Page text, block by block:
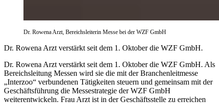
Dr. Rowena Arzt, Bereichsleiterin Messe bei der WZF GmbH
Dr. Rowena Arzt verstärkt seit dem 1. Oktober die WZF GmbH.
Dr. Rowena Arzt verstärkt seit dem 1. Oktober die WZF GmbH. Als
Bereichsleitung Messen wird sie die mit der Branchenleitmesse
„Interzoo“ verbundenen Tätigkeiten steuern und gemeinsam mit der
Geschäftsführung die Messestrategie der WZF GmbH
weiterentwickeln. Frau Arzt ist in der Geschäftsstelle zu erreichen